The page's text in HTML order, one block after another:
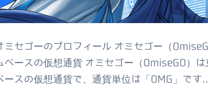
ミセゴーのプロフィール オミセゴー（
ベースの仮想通貨 オミセゴー（OmiseGO）
ースの仮想通貨で、通貨単位は「OMG」です